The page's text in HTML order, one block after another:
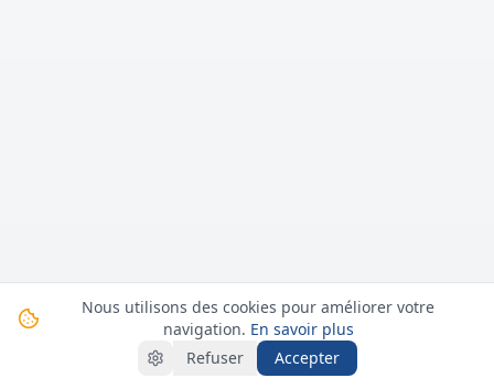
Nous utilisons des cookies pour améliorer votre
navigation. En savoir plus
Refuser
Accepter